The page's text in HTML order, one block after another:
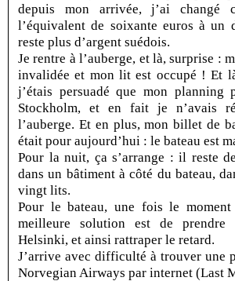
depuis mon arrivée, j’ai changé
l’équivalent de soixante euros à
reste plus d’argent suédois.
Je rentre à l’auberge, et là, surprise :
invalidée et mon lit est occupé ! Et
j’étais persuadé que mon
Stockholm, et en fait je n’avais
l’auberge. Et en plus, mon billet de
était pour aujourd’hui : le bateau est
Pour la nuit, ça s’arrange : il reste
dans un bâtiment à côté du bateau,
vingt lits.
Pour le bateau, une fois le
meilleure solution est de prendre
Helsinki, et ainsi rattraper le retard.
J’arrive avec difficulté à trouver une
Norvegian Airways par internet (Last